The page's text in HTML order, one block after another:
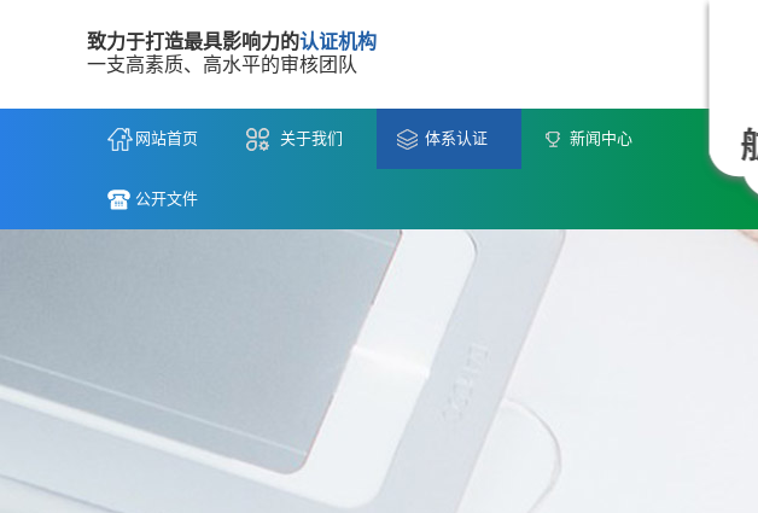
致力于打造最具影响力的认证机构
一支高素质、高水平的审核团队
网站首页 关于我们 体系认证 新闻中心
公开文件